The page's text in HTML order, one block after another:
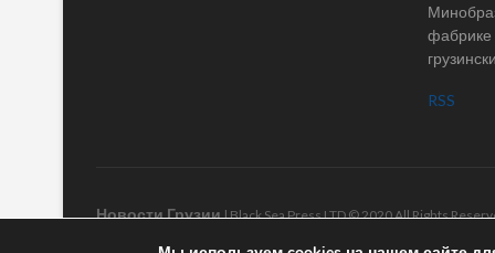
фабрике
RSS
Новости Грузии| Black Sea Press LTD © 2020 All Rights